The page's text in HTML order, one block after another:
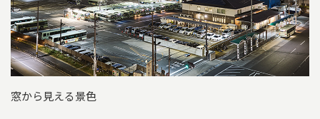
窓から見える景色